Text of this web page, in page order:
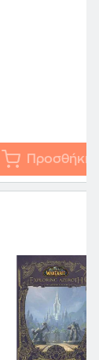
Προσθήκη